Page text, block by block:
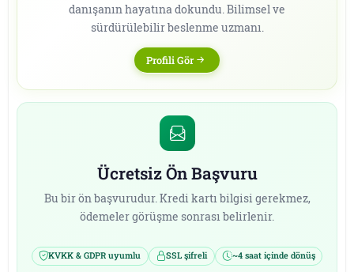
danışanın hayatına dokundu. Bilimsel ve
sürdürülebilir beslenme uzmanı.
Profili Gör
Ücretsiz Ön Başvuru
Bu bir ön başvurudur. Kredi kartı bilgisi gerekmez,
ödemeler görüşme sonrası belirlenir.
KVKK & GDPR uyumlu SSL şifreli ~4 saat içinde dönüş